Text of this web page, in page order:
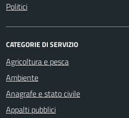
Politici
CATEGORIE DI SERVIZIO
Agricoltura e pesca
Ambiente
Anagrafe e stato civile
Appalti pubblici